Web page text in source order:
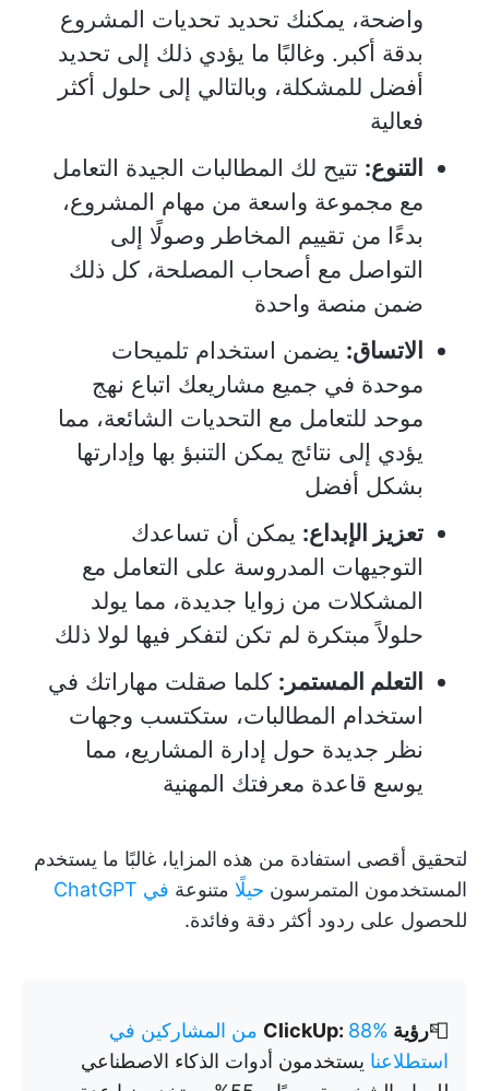
واضحة، يمكنك تحديد تحديات المشروع
بدقة أكبر. وغالبًا ما يؤدي ذلك إلى تحديد
أفضل للمشكلة، وبالتالي إلى حلول أكثر
فعالية
التنوع: تتيح لك المطالبات الجيدة التعامل
مع مجموعة واسعة من مهام المشروع،
بدءًا من تقييم المخاطر وصولًا إلى
التواصل مع أصحاب المصلحة، كل ذلك
ضمن منصة واحدة
الاتساق: يضمن استخدام تلميحات
موحدة في جميع مشاريعك اتباع نهج
موحد للتعامل مع التحديات الشائعة، مما
يؤدي إلى نتائج يمكن التنبؤ بها وإدارتها
بشكل أفضل
تعزيز الإبداع: يمكن أن تساعدك
التوجيهات المدروسة على التعامل مع
المشكلات من زوايا جديدة، مما يولد
حلولاً مبتكرة لم تكن لتفكر فيها لولا ذلك
التعلم المستمر: كلما صقلت مهاراتك في
استخدام المطالبات، ستكتسب وجهات
نظر جديدة حول إدارة المشاريع، مما
يوسع قاعدة معرفتك المهنية
لتحقيق أقصى استفادة من هذه المزايا، غالبًا ما يستخدم
المستخدمون المتمرسون حيلًا متنوعة في ChatGPT
للحصول على ردود أكثر دقة وفائدة.
📮رؤية ClickUp:
88% من المشاركين في
استطلاعنا يستخدمون أدوات الذكاء الاصطناعي